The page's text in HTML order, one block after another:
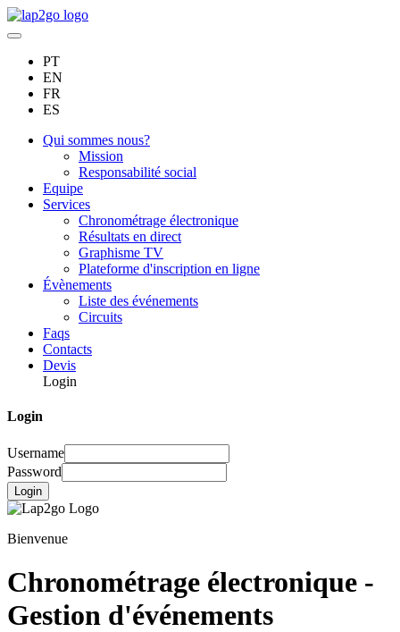
PT
EN
FR
ES
Qui sommes nous?
Mission
Responsabilité social
Equipe
Services
Chronométrage électronique
Résultats en direct
Graphisme TV
Plateforme d'inscription en ligne
Évènements
Liste des événements
Circuits
Faqs
Contacts
Devis
Login
Login
Username
Password
Login
Bienvenue
Chronométrage électronique -
Gestion d'événements